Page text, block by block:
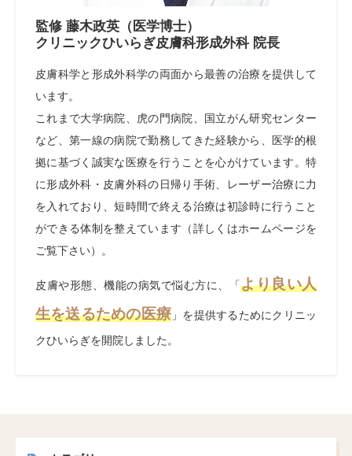
監修 藤木政英（医学博士）
クリニックひいらぎ皮膚科形成外科 院長
皮膚科学と形成外科学の両面から最善の治療を提供して
います。
これまで大学病院、虎の門病院、国立がん研究センター
など、第一線の病院で勤務してきた経験から、医学的根
拠に基づく誠実な医療を行うことを心がけています。特
に形成外科・皮膚外科の日帰り手術、レーザー治療に力
を入れており、短時間で終える治療は初診時に行うこと
ができる体制を整えています（詳しくはホームページを
ご覧下さい）。
皮膚や形態、機能の病気で悩む方に、「より良い人
生を送るための医療 」を提供するためにクリニッ
クひいらぎを開院しました。